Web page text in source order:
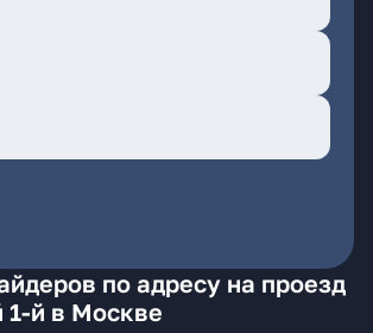
по адресу на проезд
1-й в Москве